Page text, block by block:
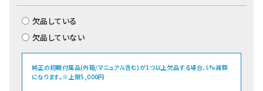
欠品している
欠品していない
純正の初期付属品(外箱/マニュアル含む)が1つ以上欠品する場合、 5%減額
になります。※上限5,000円